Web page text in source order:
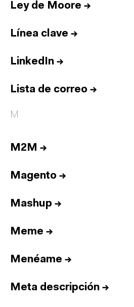
Ley de Moore →
Línea clave →
LinkedIn →
Lista de correo →
M
M2M →
Magento →
Mashup →
Meme →
Menéame →
Meta descripción →